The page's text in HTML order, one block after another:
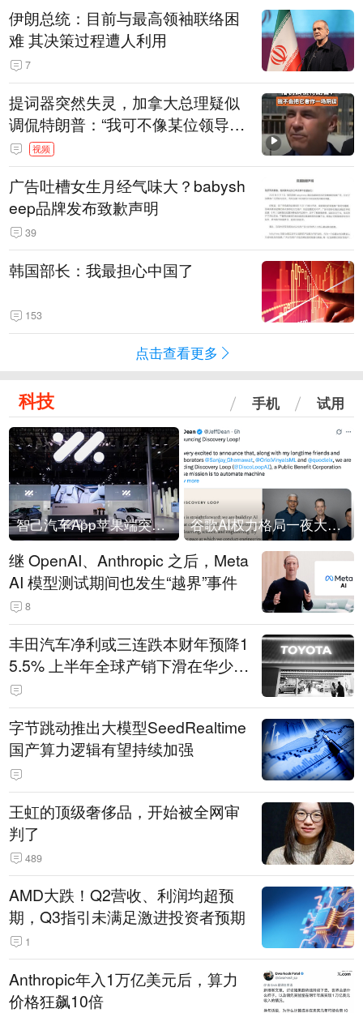
伊朗总统：目前与最高领袖联络困
难 其决策过程遭人利用
7
提词器突然失灵，加拿大总理疑似
调侃特朗普：“我可不像某位领导
人，把这当成一场阴谋”，全场哄笑
视频
广告吐槽女生月经气味大？babysh
eep品牌发布致歉声明
39
韩国部长：我最担心中国了
153
点击查看更多
科技 手机 试用
智己汽车App苹果端突然“下架” 谷歌AI权力格局一夜大洗牌
继 OpenAI、Anthropic 之后，Meta
AI 模型测试期间也发生“越界”事件
8
丰田汽车净利或三连跌本财年预降1
5.5% 上半年全球产销下滑在华少卖
14.3万辆
字节跳动推出大模型SeedRealtime
国产算力逻辑有望持续加强
王虹的顶级奢侈品，开始被全网审
判了
489
AMD大跌！Q2营收、利润均超预
期，Q3指引未满足激进投资者预期
1
Anthropic年入1万亿美元后，算力
价格狂飙10倍